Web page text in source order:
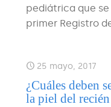
pediátrica que
primer Registro
25 mayo, 2017
¿Cuáles deben
la piel del